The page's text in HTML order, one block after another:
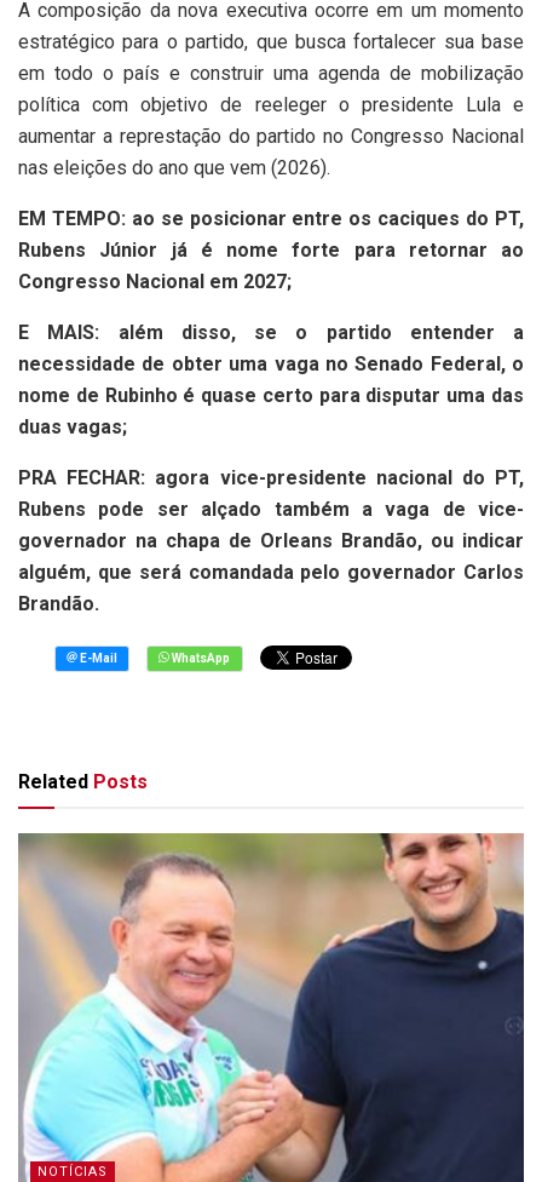
A composição da nova executiva ocorre em um momento
estratégico para o partido, que busca fortalecer sua base
em todo o país e construir uma agenda de mobilização
política com objetivo de reeleger o presidente Lula e
aumentar a represtação do partido no Congresso Nacional
nas eleições do ano que vem (2026).
EM TEMPO: ao se posicionar entre os caciques do PT,
Rubens Júnior já é nome forte para retornar ao
Congresso Nacional em 2027;
E MAIS: além disso, se o partido entender a
necessidade de obter uma vaga no Senado Federal, o
nome de Rubinho é quase certo para disputar uma das
duas vagas;
PRA FECHAR: agora vice-presidente nacional do PT,
Rubens pode ser alçado também a vaga de vice-
governador na chapa de Orleans Brandão, ou indicar
alguém, que será comandada pelo governador Carlos
Brandão.
Related Posts
NOTÍCIAS